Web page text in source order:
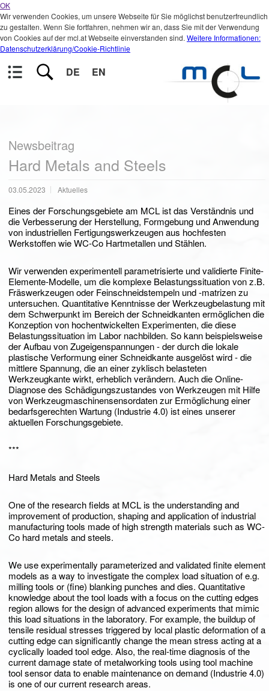
OK
Wir verwenden Cookies, um unsere Webseite für Sie möglichst benutzerfreundlich
zu gestalten. Wenn Sie fortfahren, nehmen wir an, dass Sie mit der Verwendung
von Cookies auf der mcl.at Webseite einverstanden sind. Weitere Informationen:
Datenschutzerklärung/Cookie-Richtlinie
DE EN
Newsbeitrag
Hard Metals and Steels
03.05.2023 Aktuelles
Eines der Forschungsgebiete am MCL ist das Verständnis und
die Verbesserung der Herstellung, Formgebung und Anwendung
von industriellen Fertigungswerkzeugen aus hochfesten
Werkstoffen wie WC-Co Hartmetallen und Stählen.
Wir verwenden experimentell parametrisierte und validierte Finite-
Elemente-Modelle, um die komplexe Belastungssituation von z.B.
Fräswerkzeugen oder Feinschneidstempeln und -matrizen zu
untersuchen. Quantitative Kenntnisse der Werkzeugbelastung mit
dem Schwerpunkt im Bereich der Schneidkanten ermöglichen die
Konzeption von hochentwickelten Experimenten, die diese
Belastungssituation im Labor nachbilden. So kann beispielsweise
der Aufbau von Zugeigenspannungen - der durch die lokale
plastische Verformung einer Schneidkante ausgelöst wird - die
mittlere Spannung, die an einer zyklisch belasteten
Werkzeugkante wirkt, erheblich verändern. Auch die Online-
Diagnose des Schädigungszustandes von Werkzeugen mit Hilfe
von Werkzeugmaschinensensordaten zur Ermöglichung einer
bedarfsgerechten Wartung (Industrie 4.0) ist eines unserer
aktuellen Forschungsgebiete.
***
Hard Metals and Steels
One of the research fields at MCL is the understanding and
improvement of production, shaping and application of industrial
manufacturing tools made of high strength materials such as WC-
Co hard metals and steels.
We use experimentally parameterized and validated finite element
models as a way to investigate the complex load situation of e.g.
milling tools or (fine) blanking punches and dies. Quantitative
knowledge about the tool loads with a focus on the cutting edges
region allows for the design of advanced experiments that mimic
this load situations in the laboratory. For example, the buildup of
tensile residual stresses triggered by local plastic deformation of a
cutting edge can significantly change the mean stress acting at a
cyclically loaded tool edge. Also, the real-time diagnosis of the
current damage state of metalworking tools using tool machine
tool sensor data to enable maintenance on demand (Industrie 4.0)
is one of our current research areas.